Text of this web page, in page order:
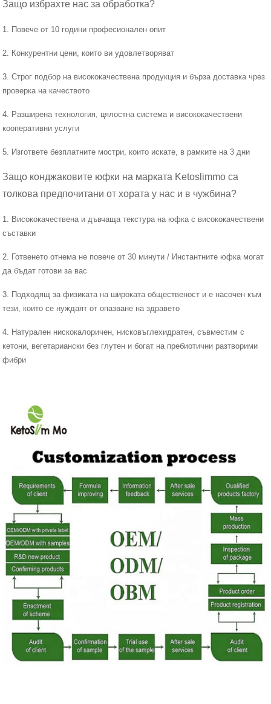
Защо избрахте нас за обработка?
1. Повече от 10 години професионален опит
2. Конкурентни цени, които ви удовлетворяват
3. Строг подбор на висококачествена продукция и бърза доставка чрез
проверка на качеството
4. Разширена технология, цялостна система и висококачествени
кооперативни услуги
5. Изгответе безплатните мостри, които искате, в рамките на 3 дни
Защо конджаковите юфки на марката Ketoslimmo са
толкова предпочитани от хората у нас и в чужбина?
1. Висококачествена и дъвчаща текстура на юфка с висококачествени
съставки
2. Готвенето отнема не повече от 30 минути / Инстантните юфка могат
да бъдат готови за вас
3. Подходящ за физиката на широката общественост и е насочен към
тези, които се нуждаят от опазване на здравето
4. Натурален нискокалоричен, нисковъглехидратен, съвместим с
кетони, вегетариански без глутен и богат на пребиотични разтворими
фибри